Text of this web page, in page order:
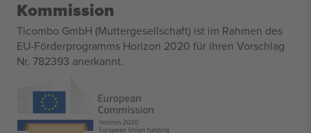
Kommission
Ticombo GmbH (Muttergesellschaft) ist im Rahmen des
EU-Förderprogramms Horizon 2020 für ihren Vorschlag
Nr. 782393 anerkannt.